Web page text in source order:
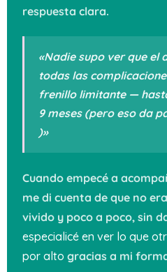
respuesta clara.
«Nadie supo ver que el
todas las
frenillo limitante —
9 meses (pero eso da
)»
Cuando empecé a
me di cuenta de que no
vivido y poco a poco, sin
especialicé en ver lo que
por alto gracias a mi